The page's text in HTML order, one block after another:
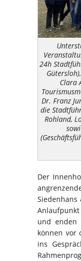
24h
Clara
Dr. Franz
die
Rohland,
Der
und enden
können vor
ins